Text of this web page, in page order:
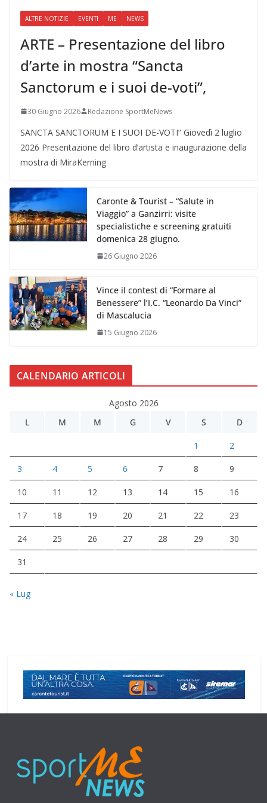
ALTRE NOTIZIE EVENTI ME NEWS
ARTE – Presentazione del libro
d’arte in mostra “Sancta
Sanctorum e i suoi de-voti”,
30 Giugno 2026 Redazione SportMeNews
SANCTA SANCTORUM E I SUOI DE-VOTI” Giovedì 2 luglio
2026 Presentazione del libro d’artista e inaugurazione della
mostra di MiraKerning
Caronte & Tourist – “Salute in
Viaggio” a Ganzirri: visite
specialistiche e screening gratuiti
domenica 28 giugno.
26 Giugno 2026
Vince il contest di “Formare al
Benessere” l’I.C. “Leonardo Da Vinci”
di Mascalucia
15 Giugno 2026
CALENDARIO ARTICOLI
Agosto 2026
L
M M G V S D
1 2
3 4 5 6 7 8 9
10 11 12 13 14 15 16
17 18 19 20 21 22 23
24 25 26 27 28 29 30
31
« Lug